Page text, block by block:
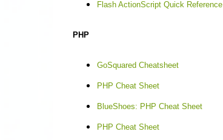
Flash ActionScript Quick Reference
PHP
GoSquared Cheatsheet
PHP Cheat Sheet
BlueShoes: PHP Cheat Sheet
PHP Cheat Sheet